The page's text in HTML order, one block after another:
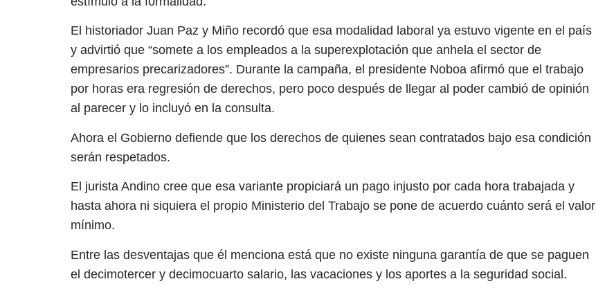
El historiador Juan Paz y Miño recordó que esa modalidad laboral ya estuvo vigente en el país
y advirtió que “somete a los empleados a la superexplotación que anhela el sector de
empresarios precarizadores”. Durante la campaña, el presidente Noboa afirmó que el trabajo
por horas era regresión de derechos, pero poco después de llegar al poder cambió de opinión
al parecer y lo incluyó en la consulta.
Ahora el Gobierno defiende que los derechos de quienes sean contratados bajo esa condición
serán respetados.
El jurista Andino cree que esa variante propiciará un pago injusto por cada hora trabajada y
hasta ahora ni siquiera el propio Ministerio del Trabajo se pone de acuerdo cuánto será el valor
mínimo.
Entre las desventajas que él menciona está que no existe ninguna garantía de que se paguen
el decimotercer y decimocuarto salario, las vacaciones y los aportes a la seguridad social.